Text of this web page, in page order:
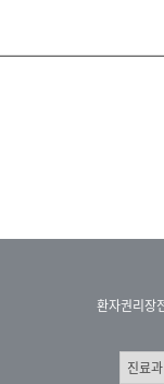
환자권리장